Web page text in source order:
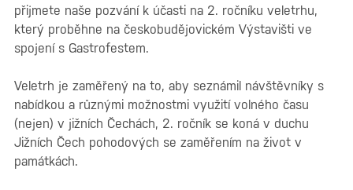
přijmete naše pozvání k účasti na 2. ročníku veletrhu,
který proběhne na českobudějovickém Výstavišti ve
spojení s Gastrofestem.
Veletrh je zaměřený na to, aby seznámil návštěvníky s
nabídkou a různými možnostmi využití volného času
(nejen) v jižních Čechách, 2. ročník se koná v duchu
Jižních Čech pohodových se zaměřením na život v
památkách.